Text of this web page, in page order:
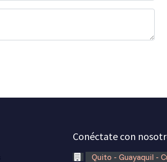
Conéctate con
Quito - Guayaquil -